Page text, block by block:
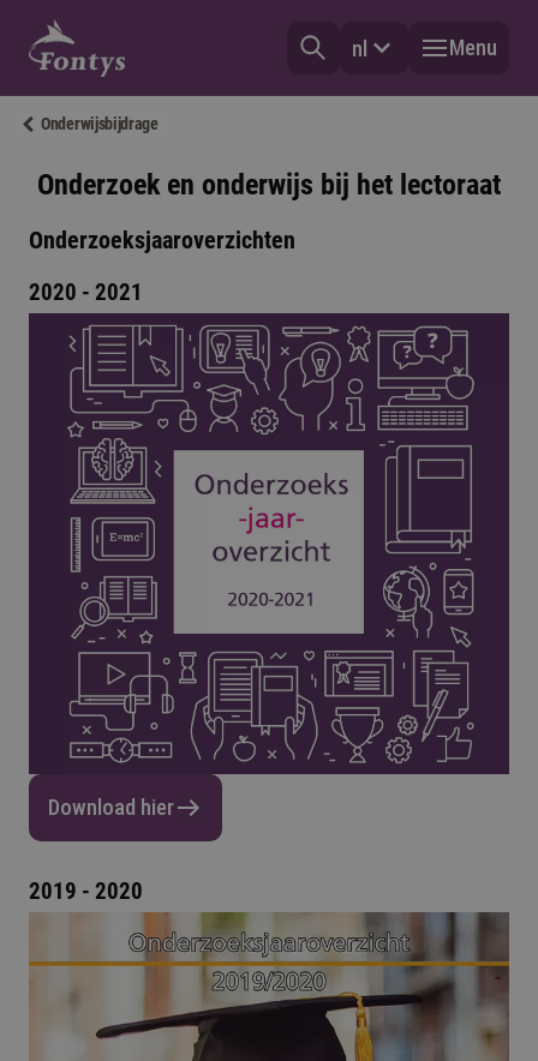
nl Menu
Onderwijsbijdrage
Onderzoek en onderwijs bij het lectoraat
Onderzoeksjaaroverzichten
2020 - 2021
Download hier
2019 - 2020